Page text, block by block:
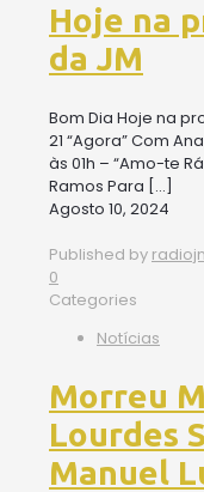
Hoje na
da JM
Bom Dia Hoje na
21 “Agora” Com
às 01h – “Amo-te
Ramos Para […]
Agosto 10, 2024
Published by
0
Categories
Notícias
Morreu
Lourdes
Manuel